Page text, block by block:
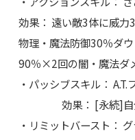
効果： 遠い敵3体に威
物理・魔法防御30％ダ
90％×2回の闇・魔法ダ
・パッシブスキル： A.T.
効果： [永続]自分
・リミットバースト：